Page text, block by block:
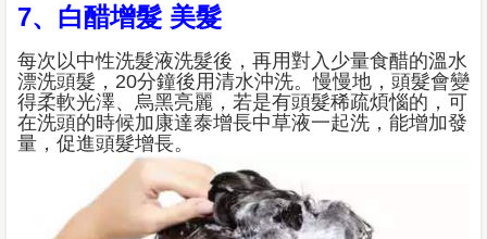
7、白醋增髮 美髮
每次以中性洗髮液洗髮後，再用對入少量食醋的溫水
漂洗頭髮，20分鐘後用清水沖洗。慢慢地，頭髮會變
得柔軟光澤、烏黑亮麗，若是有頭髮稀疏煩惱的，可
在洗頭的時候加康達泰增長中草液一起洗，能增加發
量，促進頭髮增長。